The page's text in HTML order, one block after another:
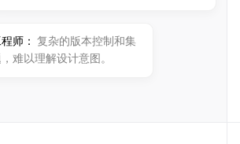
师： 复杂的版本控制和集
难以理解设计意图。